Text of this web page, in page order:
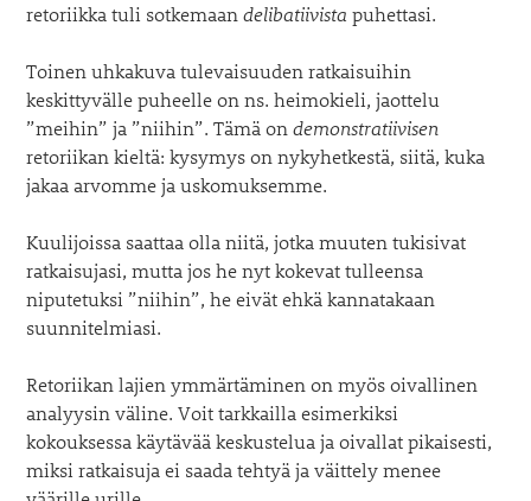
retoriikka tuli sotkemaandelibatiivistapuhettasi.
Toinen uhkakuva tulevaisuuden ratkaisuihin
keskittyvälle puheelle on ns. heimokieli, jaottelu
”meihin” ja ”niihin”. Tämä ondemonstratiivisen
retoriikan kieltä: kysymys on nykyhetkestä, siitä, kuka
jakaa arvomme ja uskomuksemme.
Kuulijoissa saattaa olla niitä, jotka muuten tukisivat
ratkaisujasi, mutta jos he nyt kokevat tulleensa
niputetuksi ”niihin”, he eivät ehkä kannatakaan
suunnitelmiasi.
Retoriikan lajien ymmärtäminen on myös oivallinen
analyysin väline. Voit tarkkailla esimerkiksi
kokouksessa käytävää keskustelua ja oivallat pikaisesti,
miksi ratkaisuja ei saada tehtyä ja väittely menee